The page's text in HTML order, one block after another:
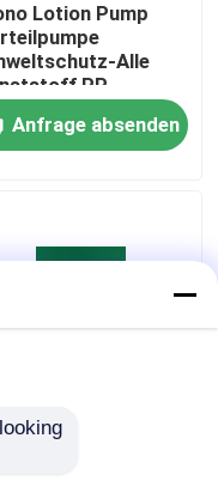
Lotion Pump
Alle
PP
Flasche
Anfrage absenden